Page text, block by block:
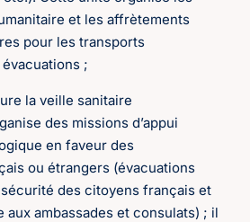
et les affrètements
pour les transports
;
la veille sanitaire
des missions d’appui
en faveur des
ou étrangers (évacuations
des citoyens français et
aux ambassades et consulats) ; il